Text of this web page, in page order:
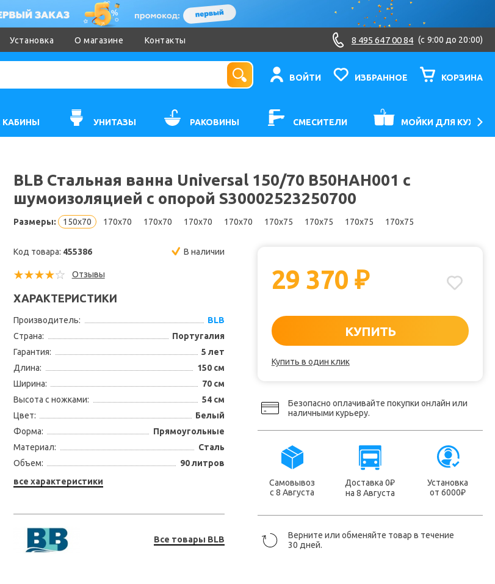
Установка О магазине Контакты 8 495 647 00 84 (c 9:00 до 20:00)
ВОЙТИ ИЗБРАННОЕ КОРЗИНА
УНИТАЗЫ РАКОВИНЫ СМЕСИТЕЛИ МОЙКИ ДЛЯ КУХНИ
BLB Стальная ванна Universal 150/70 B50HAH001 с
шумоизоляцией с опорой S30002523250700
Размеры: 150x70 170x70 170x70 170x70 170x70 170x75 170x75 170x75 170x75
Код товара: 455386 В наличии
Отзывы
ХАРАКТЕРИСТИКИ
Производитель:
BLB
Страна:
Португалия
Гарантия:
5 лет
Длина:
150 см
Ширина:
70 см
Высота с ножками:
54 см
Цвет:
Белый
Форма:
Прямоугольные
Материал:
Сталь
Объем:
90 литров
все характеристики
Все товары BLB
29 370₽
КУПИТЬ
Купить в один клик
Безопасно оплачивайте покупки онлайн или
наличными курьеру.
Самовывоз
с 8 Августа
Доставка 0₽
на 8 Августа
Установка
от 6000₽
Верните или обменяйте товар в течение
30 дней.